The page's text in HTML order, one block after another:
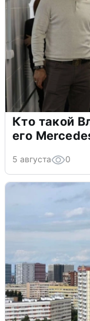
Кто такой
его
5 августа 0